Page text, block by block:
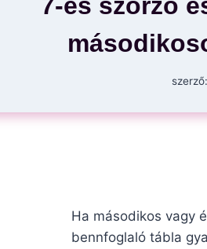
7-es szorzó
szerző:
Ha másodikos vagy
bennfoglaló tábla